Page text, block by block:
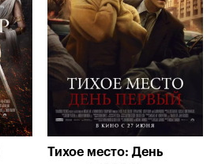
Тихое место: День